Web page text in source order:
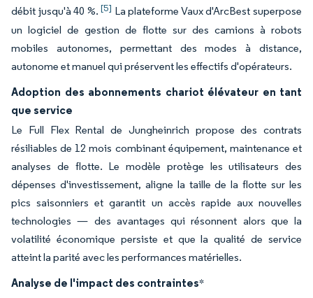
débit jusqu'à 40 %.[5] La plateforme Vaux d'ArcBest superpose
un logiciel de gestion de flotte sur des camions à robots
mobiles autonomes, permettant des modes à distance,
autonome et manuel qui préservent les effectifs d'opérateurs.
Adoption des abonnements chariot élévateur en tant
que service
Le Full Flex Rental de Jungheinrich propose des contrats
résiliables de 12 mois combinant équipement, maintenance et
analyses de flotte. Le modèle protège les utilisateurs des
dépenses d'investissement, aligne la taille de la flotte sur les
pics saisonniers et garantit un accès rapide aux nouvelles
technologies — des avantages qui résonnent alors que la
volatilité économique persiste et que la qualité de service
atteint la parité avec les performances matérielles.
Analyse de l'impact des contraintes*